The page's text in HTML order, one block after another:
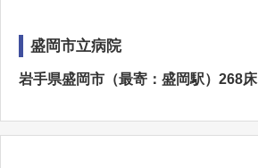
盛岡市立病院
岩手県盛岡市（最寄：盛岡駅）268床